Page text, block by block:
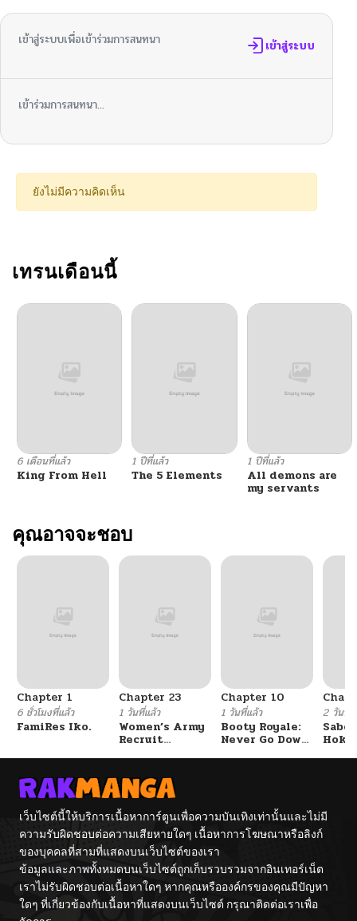
เข้าสู่ระบบเพื่อเข้าร่วมการสนทนา เข้าสู่ระบบ
เข้าร่วมการสนทนา...
ยังไม่มีความคิดเห็น
เทรนเดือนนี้
6 เดือนที่แล้ว
King From Hell
1 ปีที่แล้ว
The 5 Elements
1 ปีที่แล้ว
All demons are
my servants
คุณอาจจะชอบ
Chapter 1
6 ชั่วโมงที่แล้ว
FamiRes Iko.
Chapter 23
1 วันที่แล้ว
Women’s Army
Recruit
Chapter 10
1 วันที่แล้ว
Booty Royale:
Never Go Down
2 วันที่แ
เว็บไซต์นี้ให้บริการเนื้อหาการ์ตูนเพื่อความบันเทิงเท่านั้นและไม่มี
ความรับผิดชอบต่อความเสียหายใดๆ เนื้อหาการโฆษณาหรือลิงก์
ของบุคคลที่สามที่แสดงบนเว็บไซต์ของเรา
ข้อมูลและภาพทั้งหมดบนเว็บไซต์ถูกเก็บรวบรวมจากอินเทอร์เน็ต
เราไม่รับผิดชอบต่อเนื้อหาใดๆ หากคุณหรือองค์กรของคุณมีปัญหา
ใดๆ ที่เกี่ยวข้องกับเนื้อหาที่แสดงบนเว็บไซต์ กรุณาติดต่อเราเพื่อ